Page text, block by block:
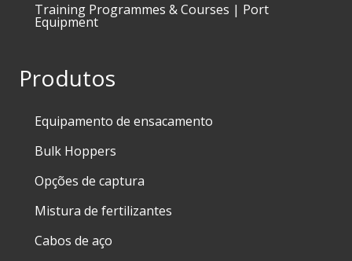
Training Programmes & Courses | Port
Equipment
Produtos
Equipamento de ensacamento
Bulk Hoppers
Opções de captura
Mistura de fertilizantes
Cabos de aço